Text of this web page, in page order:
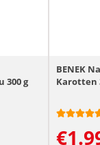
300 g
BENEK
Karotten
€